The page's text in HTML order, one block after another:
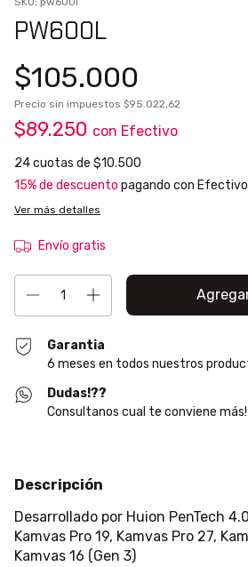
PW600L
$105.000
Precio sin impuestos $95.022,62
$89.250 con Efectivo
24cuotas de $10.500
15% de descuento pagando con Efectivo
Ver más detalles
Envío gratis
Garantia
6 meses en todos nuestros
Dudas!??
Consultanos cual te conviene más!
Descripción
Desarrollado por Huion PenTech
Kamvas Pro 19, Kamvas Pro 27,
Kamvas 16 (Gen 3)